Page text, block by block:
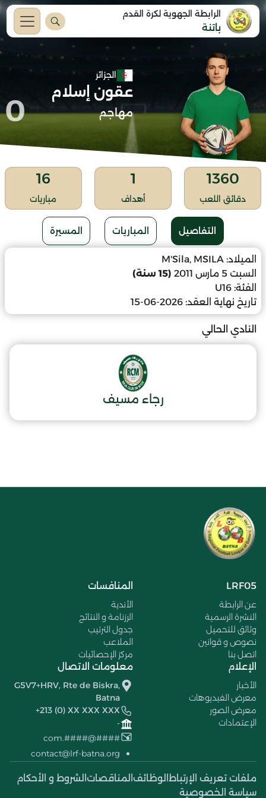
الرابطة الجهوية لكرة القدم
باتنة
الجزائر
عقون إسلام
مهاجم 0
1360
دقائق اللعب
1
أهداف
16
مباريات
التفاصيل المباريات المسيرة
الميلاد: M'Sila, MSILA
السبت 5 مارس 2011
(15 سنة)
الفئة: U16
تاريخ نهاية العقد: 2026-06-15
النادي الحالي
رجاء مسيف
LRF05
عن الرابطة
النشرة الرسمية
وثائق للتحميل
نصوص و قوانين
اتصل بنا
المنافسات
الأندية
الرزنامة و النتائج
جدول الترتيب
الملاعب
مركز الإحصائيات
الإعلام
الأخبار
معرض الفيديوهات
معرض الصور
الإعتمادات
معلومات الاتصال
G5V7+HRV, Rte de Biskra,
Batna
+213 (0) XX XXX XXX
-
####@####.com
contact@lrf-batna.org
ملفات تعريف الإرتباط الوظائف المناقصات الشروط و الأحكام
سياسة الخصوصية